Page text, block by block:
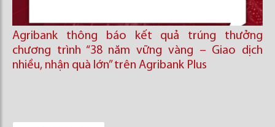
Agribank thông báo kết quả trúng thưởng
chương trình “38 năm vững vàng – Giao dịch
nhiều, nhận quà lớn” trên Agribank Plus